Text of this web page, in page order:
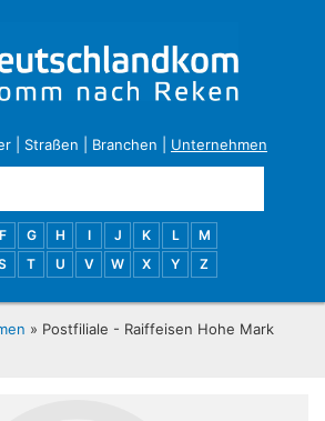
Straßen Branchen Unternehmen
F G H I J K L
M
T U V W X Y Z
» Postfiliale - Raiffeisen Hohe Mark